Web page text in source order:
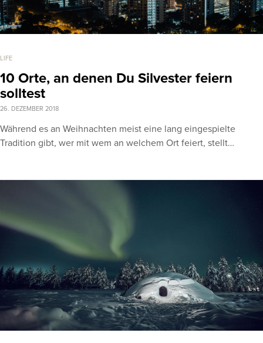
LIFE
10 Orte, an denen Du Silvester feiern
solltest
26. DEZEMBER 2018
Während es an Weihnachten meist eine lang eingespielte
Tradition gibt, wer mit wem an welchem Ort feiert, stellt…